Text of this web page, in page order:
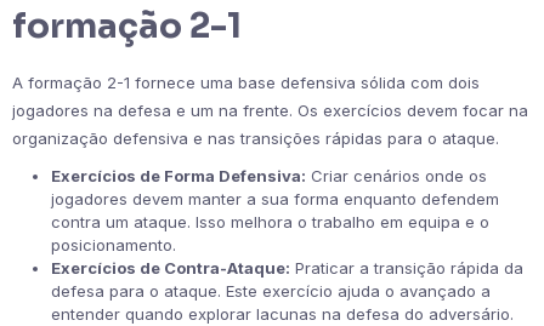
formação 2-1
A formação 2-1 fornece uma base defensiva sólida com dois
jogadores na defesa e um na frente. Os exercícios devem focar na
organização defensiva e nas transições rápidas para o ataque.
Exercícios de Forma Defensiva: Criar cenários onde os
jogadores devem manter a sua forma enquanto defendem
contra um ataque. Isso melhora o trabalho em equipa e o
posicionamento.
Exercícios de Contra-Ataque: Praticar a transição rápida da
defesa para o ataque. Este exercício ajuda o avançado a
entender quando explorar lacunas na defesa do adversário.